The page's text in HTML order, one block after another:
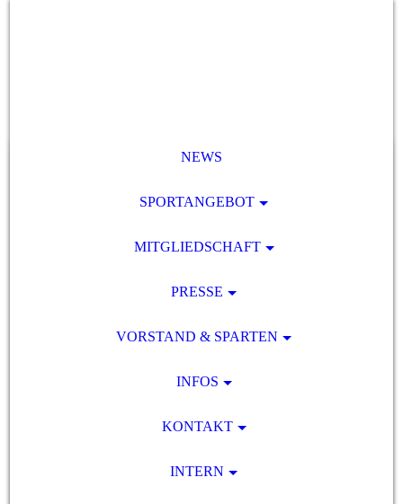
NEWS
SPORTANGEBOT
MITGLIEDSCHAFT
PRESSE
VORSTAND & SPARTEN
INFOS
KONTAKT
INTERN